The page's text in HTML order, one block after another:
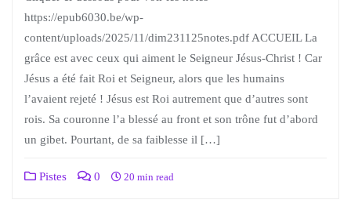
https://epub6030.be/wp-
content/uploads/2025/11/dim231125notes.pdf ACCUEIL La
grâce est avec ceux qui aiment le Seigneur Jésus-Christ ! Car
Jésus a été fait Roi et Seigneur, alors que les humains
l’avaient rejeté ! Jésus est Roi autrement que d’autres sont
rois. Sa couronne l’a blessé au front et son trône fut d’abord
un gibet. Pourtant, de sa faiblesse il […]
Pistes 0 20 min read